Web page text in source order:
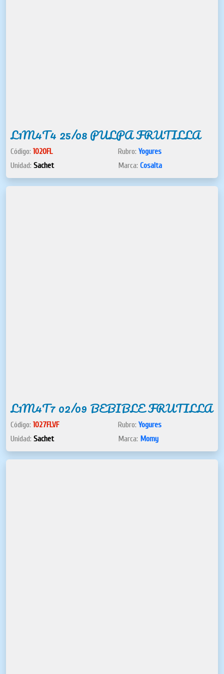
L1M4T4 25/08 PULPA FRUTILLA
Código: 1020FL
Unidad: Sachet
Rubro: Yogures
Marca: Cosalta
L1M4T7 02/09 BEBIBLE FRUTILLA
Código: 1027FLVF
Unidad: Sachet
Rubro: Yogures
Marca: Momy